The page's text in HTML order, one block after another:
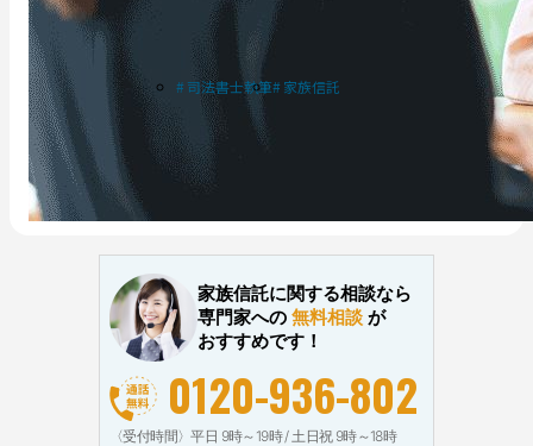
司法書士執筆 家族信託
家族信託に関する相談なら
専門家への 無料相談 が
おすすめです！
0120-936-802
〈受付時間〉平日 9時～19時 / 土日祝 9時～18時